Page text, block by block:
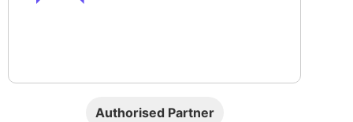
Authorised Partner